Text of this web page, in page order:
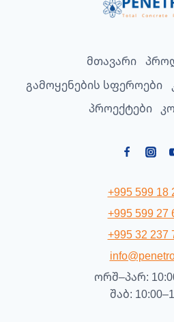
მთავარი
გამოყენების სფეროები
პროექტები
+995 599 18
+995 599 27
+995 32 237
ორშ–პარ:
შაბ: